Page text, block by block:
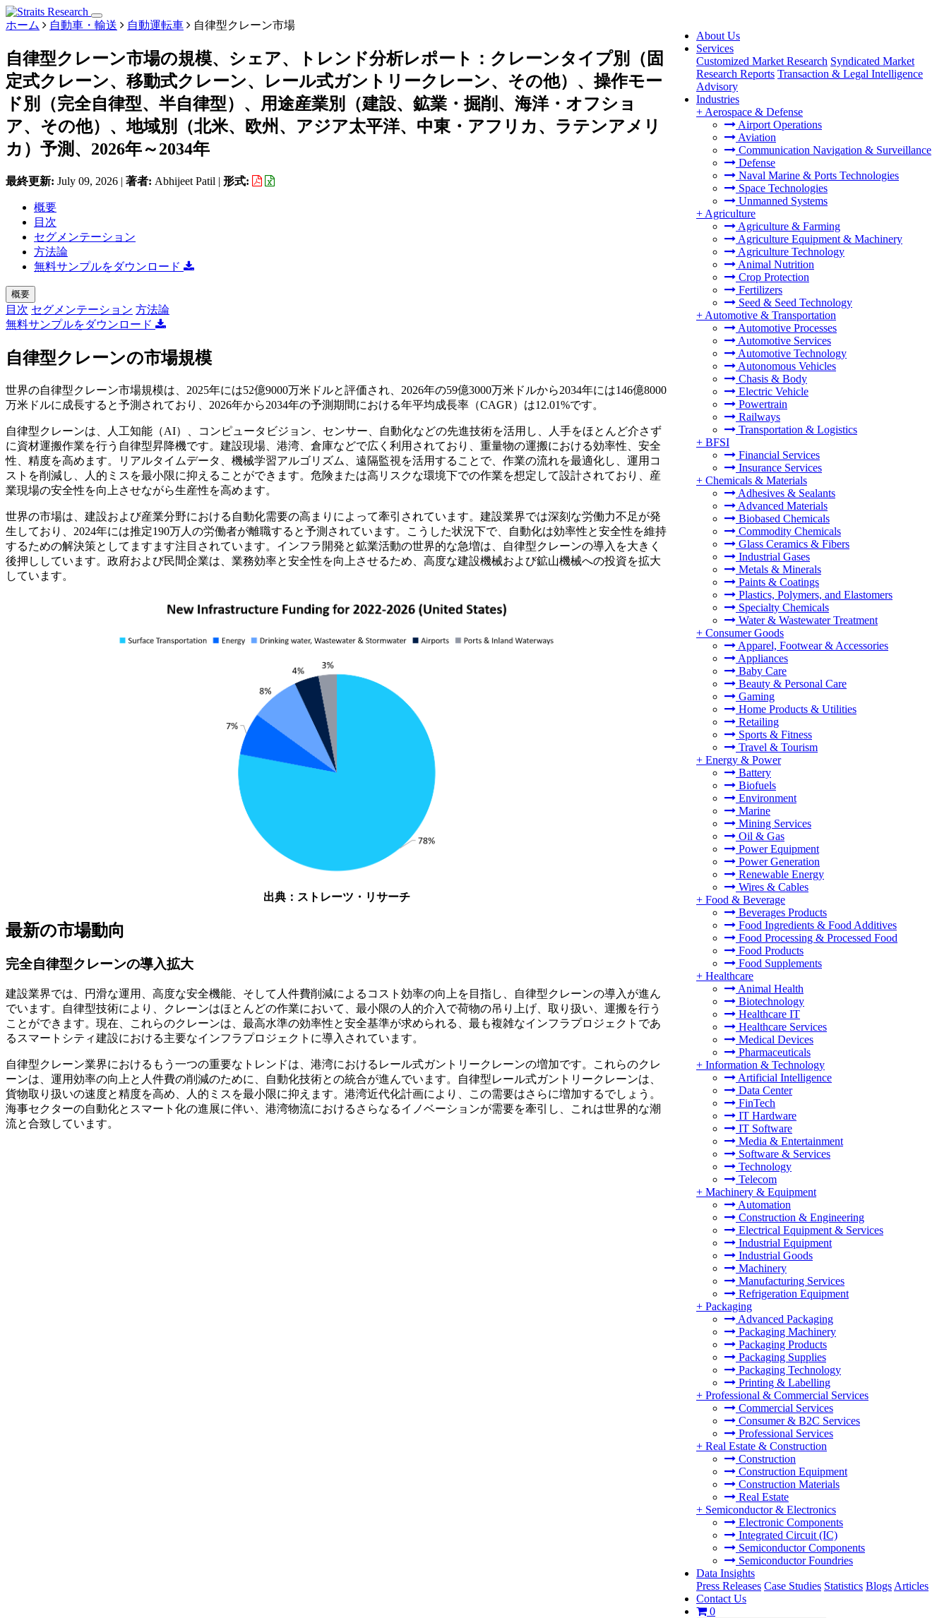
About Us
Services
Customized Market Research Syndicated Market
Research Reports Transaction & Legal Intelligence
Advisory
Industries
+ Aerospace & Defense
Airport Operations
Aviation
Communication Navigation & Surveillance
Defense
Naval Marine & Ports Technologies
Space Technologies
Unmanned Systems
+ Agriculture
Agriculture & Farming
Agriculture Equipment & Machinery
Agriculture Technology
Animal Nutrition
Crop Protection
Fertilizers
Seed & Seed Technology
+ Automotive & Transportation
Automotive Processes
Automotive Services
Automotive Technology
Autonomous Vehicles
Chasis & Body
Electric Vehicle
Powertrain
Railways
Transportation & Logistics
+ BFSI
Financial Services
Insurance Services
+ Chemicals & Materials
Adhesives & Sealants
Advanced Materials
Biobased Chemicals
Commodity Chemicals
Glass Ceramics & Fibers
Industrial Gases
Metals & Minerals
Paints & Coatings
Plastics, Polymers, and Elastomers
Specialty Chemicals
Water & Wastewater Treatment
+ Consumer Goods
Apparel, Footwear & Accessories
Appliances
Baby Care
Beauty & Personal Care
Gaming
Home Products & Utilities
Retailing
Sports & Fitness
Travel & Tourism
+ Energy & Power
Battery
Biofuels
Environment
Marine
Mining Services
Oil & Gas
Power Equipment
Power Generation
Renewable Energy
Wires & Cables
+ Food & Beverage
Beverages Products
Food Ingredients & Food Additives
Food Processing & Processed Food
Food Products
Food Supplements
+ Healthcare
Animal Health
Biotechnology
Healthcare IT
Healthcare Services
Medical Devices
Pharmaceuticals
+ Information & Technology
Artificial Intelligence
Data Center
FinTech
IT Hardware
IT Software
Media & Entertainment
Software & Services
Technology
Telecom
+ Machinery & Equipment
Automation
Construction & Engineering
Electrical Equipment & Services
Industrial Equipment
Industrial Goods
Machinery
Manufacturing Services
Refrigeration Equipment
+ Packaging
Advanced Packaging
Packaging Machinery
Packaging Products
Packaging Supplies
Packaging Technology
Printing & Labelling
+ Professional & Commercial Services
Commercial Services
Consumer & B2C Services
Professional Services
+ Real Estate & Construction
Construction
Construction Equipment
Construction Materials
Real Estate
+ Semiconductor & Electronics
Electronic Components
Integrated Circuit (IC)
Semiconductor Components
Semiconductor Foundries
Data Insights
Press Releases Case Studies Statistics Blogs Articles
Contact Us
0
ホーム 自動車・輸送 自動運転車 自律型クレーン市場
自律型クレーン市場の規模、シェア、トレンド分析レポート：クレーンタイプ別（固
定式クレーン、移動式クレーン、レール式ガントリークレーン、その他）、操作モー
ド別（完全自律型、半自律型）、用途産業別（建設、鉱業・掘削、海洋・オフショ
ア、その他）、地域別（北米、欧州、アジア太平洋、中東・アフリカ、ラテンアメリ
カ）予測、2026年～2034年
最終更新: July 09, 2026 | 著者: Abhijeet Patil | 形式:
概要
目次
セグメンテーション
方法論
無料サンプルをダウンロード
概要
目次 セグメンテーション 方法論
無料サンプルをダウンロード
自律型クレーンの市場規模
世界の自律型クレーン市場規模は、2025年には52億9000万米ドルと評価され、2026年の59億3000万米ドルから2034年には146億8000
万米ドルに成長すると予測されており、2026年から2034年の予測期間における年平均成長率（CAGR）は12.01%です。
自律型クレーンは、人工知能（AI）、コンピュータビジョン、センサー、自動化などの先進技術を活用し、人手をほとんど介さず
に資材運搬作業を行う自律型昇降機です。建設現場、港湾、倉庫などで広く利用されており、重量物の運搬における効率性、安全
性、精度を高めます。リアルタイムデータ、機械学習アルゴリズム、遠隔監視を活用することで、作業の流れを最適化し、運用コ
ストを削減し、人的ミスを最小限に抑えることができます。危険または高リスクな環境下での作業を想定して設計されており、産
業現場の安全性を向上させながら生産性を高めます。
世界の市場は、建設および産業分野における自動化需要の高まりによって牽引されています。建設業界では深刻な労働力不足が発
生しており、2024年には推定190万人の労働者が離職すると予測されています。こうした状況下で、自動化は効率性と安全性を維持
するための解決策としてますます注目されています。インフラ開発と鉱業活動の世界的な急増は、自律型クレーンの導入を大きく
後押ししています。政府および民間企業は、業務効率と安全性を向上させるため、高度な建設機械および鉱山機械への投資を拡大
しています。
出典：ストレーツ・リサーチ
最新の市場動向
完全自律型クレーンの導入拡大
建設業界では、円滑な運用、高度な安全機能、そして人件費削減によるコスト効率の向上を目指し、自律型クレーンの導入が進ん
でいます。自律型技術により、クレーンはほとんどの作業において、最小限の人的介入で荷物の吊り上げ、取り扱い、運搬を行う
ことができます。現在、これらのクレーンは、最高水準の効率性と安全基準が求められる、最も複雑なインフラプロジェクトであ
るスマートシティ建設における主要なインフラプロジェクトに導入されています。
自律型クレーン業界におけるもう一つの重要なトレンドは、港湾におけるレール式ガントリークレーンの増加です。これらのクレ
ーンは、運用効率の向上と人件費の削減のために、自動化技術との統合が進んでいます。自律型レール式ガントリークレーンは、
貨物取り扱いの速度と精度を高め、人的ミスを最小限に抑えます。港湾近代化計画により、この需要はさらに増加するでしょう。
海事セクターの自動化とスマート化の進展に伴い、港湾物流におけるさらなるイノベーションが需要を牽引し、これは世界的な潮
流と合致しています。